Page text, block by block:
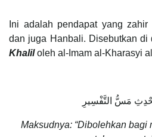
Ini adalah pendapat yang
dan juga Hanbali. Disebutkan di
Khaliloleh al-Imam al-Kharasyi
مَسُّ التَّفْسِيرِ
Maksudnya: “Dibolehkan bagi